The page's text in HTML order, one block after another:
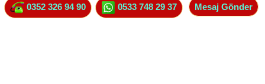
0352 326 94 90 0533 748 29 37 Mesaj Gönder